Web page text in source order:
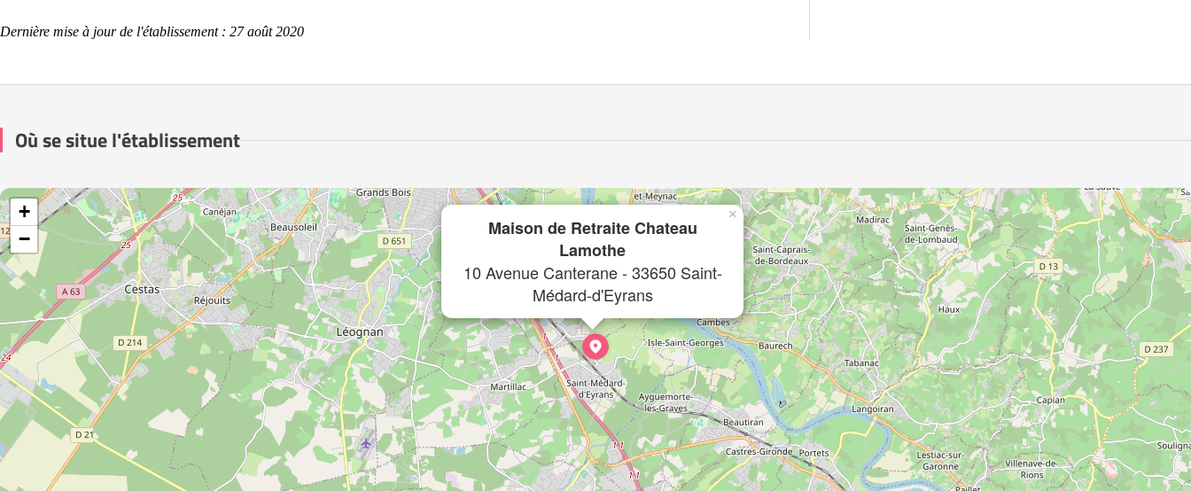
Dernière mise à jour de l'établissement : 27 août 2020
Où se situe l'établissement
Maison de Retraite Chateau
Lamothe
10 Avenue Canterane - 33650 Saint-
Médard-d'Eyrans
×
+
−